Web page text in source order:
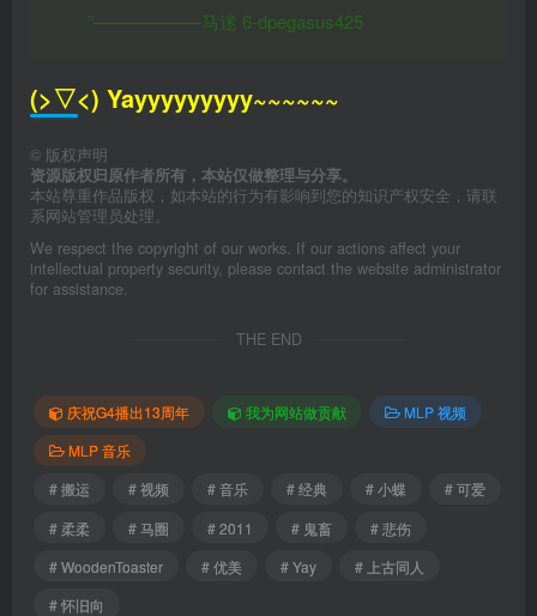
”——————马迷 6-dpegasus425
(>▽<) Yayyyyyyyyy~~~~~~
© 版权声明
资源版权归原作者所有，本站仅做整理与分享。
本站尊重作品版权，如本站的行为有影响到您的知识产权安全，请联
系网站管理员处理。
We respect the copyright of our works. If our actions affect your
intellectual property security, please contact the website administrator
for assistance.
THE END
庆祝G4播出13周年 我为网站做贡献
MLP 视频
MLP 音乐
# 搬运
# 视频 # 音乐 # 经典 # 小蝶
# 可爱
# 柔柔
# 马圈 # 2011 # 鬼畜
# 悲伤
# WoodenToaster
# 优美 # Yay
# 上古同人
# 怀旧向